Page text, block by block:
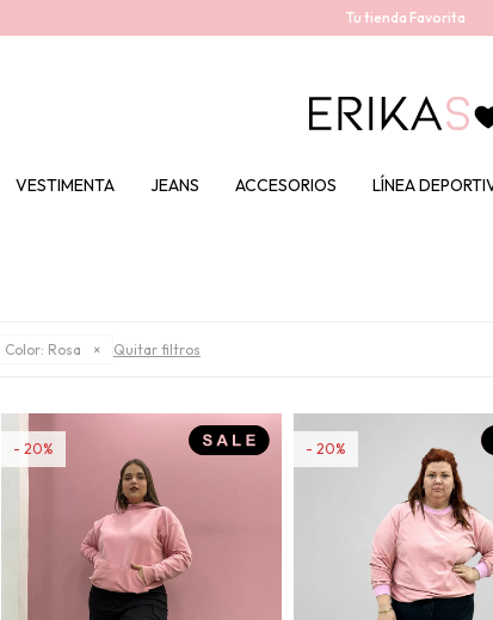
Tu tienda Favorita
VESTIMENTA JEANS ACCESORIOS LÍNEA
Color: Rosa Quitar filtros
20 20